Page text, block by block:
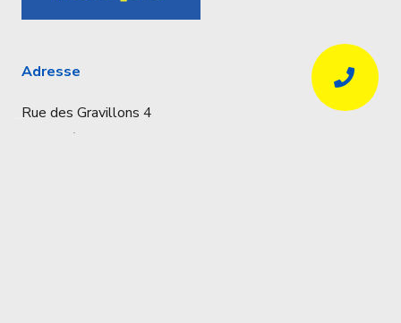
Adresse
Rue des Gravillons 4
4020 Liège